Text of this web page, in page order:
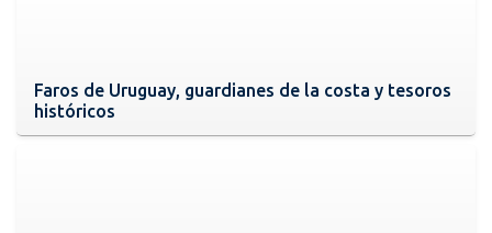
Faros de Uruguay, guardianes de la costa y tesoros
históricos